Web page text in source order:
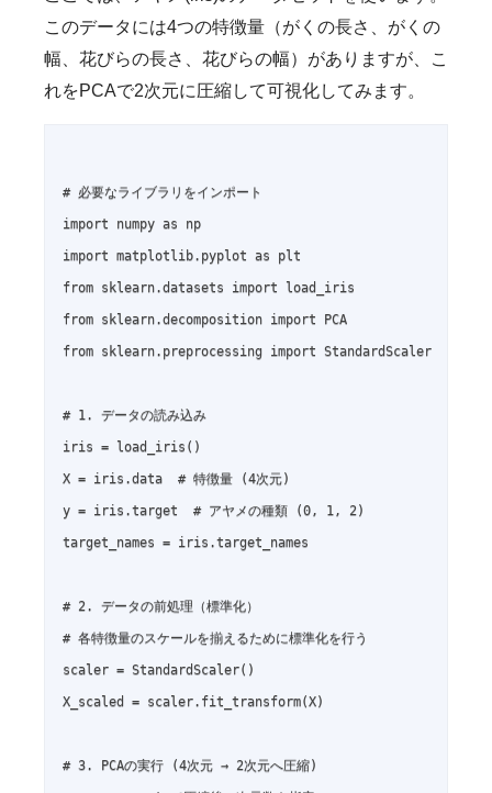
このデータには4つの特徴量（がくの長さ、がくの
幅、花びらの長さ、花びらの幅）がありますが、こ
れをPCAで2次元に圧縮して可視化してみます。
# 必要なライブラリをインポート
import numpy as np
import matplotlib.pyplot as plt
from sklearn.datasets import load_iris
from sklearn.decomposition import PCA
from sklearn.preprocessing import StandardScaler
# 1. データの読み込み
iris = load_iris()
X = iris.data  # 特徴量 (4次元)
y = iris.target  # アヤメの種類 (0, 1, 2)
target_names = iris.target_names
# 2. データの前処理（標準化）
# 各特徴量のスケールを揃えるために標準化を行う
scaler = StandardScaler()
X_scaled = scaler.fit_transform(X)
# 3. PCAの実行 (4次元 → 2次元へ圧縮)